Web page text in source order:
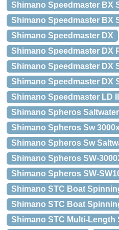
Shimano Speedmaster BX
Shimano Speedmaster BX
Shimano Speedmaster DX
Shimano Speedmaster DX
Shimano Speedmaster DX
Shimano Speedmaster DX
Shimano Speedmaster LD II
Shimano Spheros Saltwater
Shimano Spheros Sw
Shimano Spheros Sw
Shimano Spheros SW-
Shimano Spheros SW-
Shimano STC Boat
Shimano STC Boat
Shimano STC Multi-Length